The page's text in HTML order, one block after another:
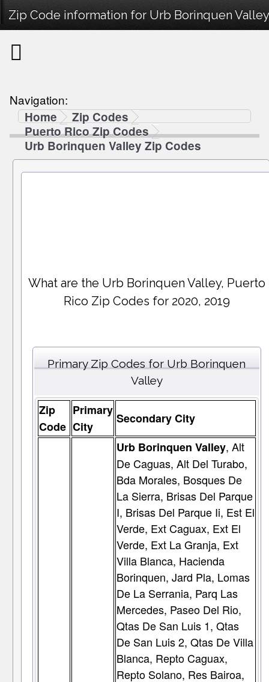
Zip Code information for Urb Borinquen
Navigation:
Home
Zip Codes
Puerto Rico Zip Codes
Urb Borinquen Valley Zip Codes
What are the Urb Borinquen Valley, Puerto
Rico Zip Codes for 2020, 2019
Primary Zip Codes for Urb Borinquen
Valley
Zip
Code
Primary
City
Secondary City
Urb Borinquen Valley, Alt
De Caguas, Alt Del Turabo,
Bda Morales, Bosques De
La Sierra, Brisas Del Parque
I, Brisas Del Parque Ii, Est El
Verde, Ext Caguax, Ext El
Verde, Ext La Granja, Ext
Villa Blanca, Hacienda
Borinquen, Jard Pla, Lomas
De La Serrania, Parq Las
Mercedes, Paseo Del Rio,
Qtas De San Luis 1, Qtas
De San Luis 2, Qtas De Villa
Blanca, Repto Caguax,
Repto Solano, Res Bairoa,